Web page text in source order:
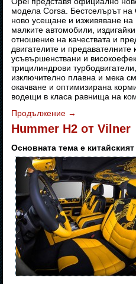
модела Corsa. Бестселърът
ново усещане и изживяване на
малките автомобили,
отношение на качествата и
двигателите и предавателните
усъвършенствани и
трицилиндрови
изключително плавна и мека
окачване и оптимизирана
водещи в класа равнища на
Продължение →
Hummer H2 от Vilner
Основната тема е